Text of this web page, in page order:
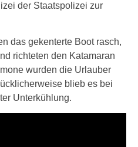
der Staatspolizei zur
das gekenterte Boot rasch,
richteten den Katamaran
wurden die Urlauber
blieb es bei
Unterkühlung.